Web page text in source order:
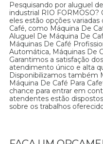
Pesquisando por aluguel
industrial RIO
eles estão opções
Café, como Máquina De
Aluguel De Máquina De
Máquinas De Café
Automática, Máquinas De
Garantimos a satisfação
atendimento único e alta
Disponibilizamos também
Máquina De Café Para
chance para entrar em
atendentes estão
sobre os trabalhos